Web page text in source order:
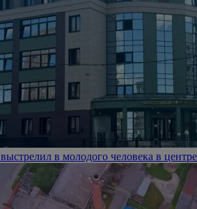
в молодого человека в